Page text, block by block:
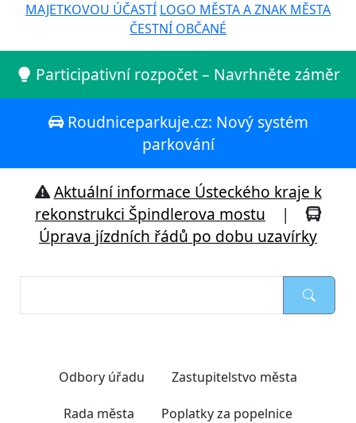
MAJETKOVOU ÚČASTÍ LOGO MĚSTA A ZNAK MĚSTA
ČESTNÍ OBČANÉ
Participativní rozpočet – Navrhněte záměr
Roudniceparkuje.cz: Nový systém
parkování
Aktuální informace Ústeckého kraje k
rekonstrukci Špindlerova mostu |
Úprava jízdních řádů po dobu uzavírky
Odbory úřadu Zastupitelstvo města
Rada města Poplatky za popelnice